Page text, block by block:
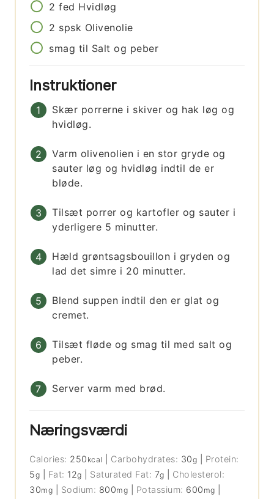
2 fed Hvidløg
2 spsk Olivenolie
smag til Salt og peber
Instruktioner
Skær porrerne i skiver og hak løg og
hvidløg.
Varm olivenolien i en stor gryde og
sauter løg og hvidløg indtil de er
bløde.
Tilsæt porrer og kartofler og sauter i
yderligere 5 minutter.
Hæld grøntsagsbouillon i gryden og
lad det simre i 20 minutter.
Blend suppen indtil den er glat og
cremet.
Tilsæt fløde og smag til med salt og
peber.
Server varm med brød.
Næringsværdi
Calories: 250 kcal Carbohydrates: 30g
Protein:
5g Fat: 12g Saturated Fat: 7g
Cholesterol:
30mg Sodium: 800mg Potassium: 600 mg